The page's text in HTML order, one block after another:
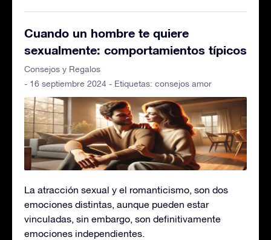
Cuando un hombre te quiere
sexualmente: comportamientos típicos
Consejos y Regalos
- 16 septiembre 2024 - Etiquetas: consejos amor
La atracción sexual y el romanticismo, son dos
emociones distintas, aunque pueden estar
vinculadas, sin embargo, son definitivamente
emociones independientes.